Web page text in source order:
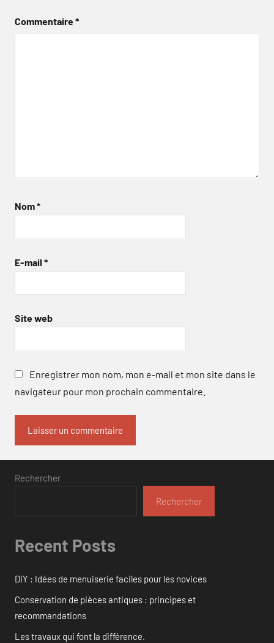
Commentaire*
Nom*
E-mail *
Site web
Enregistrer mon nom, mon e-mail et mon site dans le
navigateur pour mon prochain commentaire.
Rechercher
Rechercher
Recent Posts
DIY : Idées de menuiserie faciles pour les novices
Conservation de pièces antiques : principes et
recommandations
Les travaux qui font la différence.